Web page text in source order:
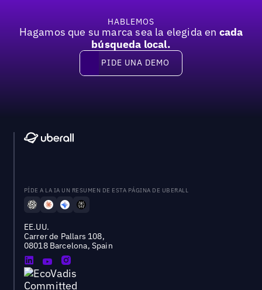
HABLEMOS
Hagamos que su marca sea la elegida en cada
búsqueda local.
Pide una demo
PIDE UNA DEMO
PÍDE A LA IA UN RESUMEN DE ESTA PÁGINA DE UBERALL
EE.UU.
Carrer de Pallars 108,
08018 Barcelona, Spain